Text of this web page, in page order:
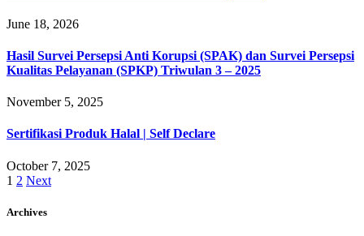
June 18, 2026
Hasil Survei Persepsi Anti Korupsi (SPAK) dan Survei Persepsi
Kualitas Pelayanan (SPKP) Triwulan 3 – 2025
November 5, 2025
Sertifikasi Produk Halal | Self Declare
October 7, 2025
1 2 Next
Archives